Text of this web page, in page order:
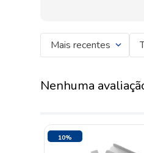
Mais recentes
Nenhuma
10%